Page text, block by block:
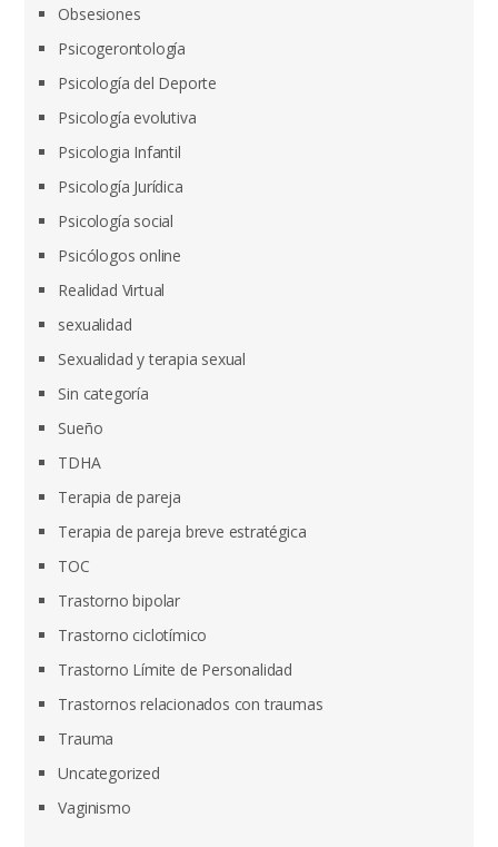
Obsesiones
Psicogerontología
Psicología del Deporte
Psicología evolutiva
Psicologia Infantil
Psicología Jurídica
Psicología social
Psicólogos online
Realidad Virtual
sexualidad
Sexualidad y terapia sexual
Sin categoría
Sueño
TDHA
Terapia de pareja
Terapia de pareja breve estratégica
TOC
Trastorno bipolar
Trastorno ciclotímico
Trastorno Límite de Personalidad
Trastornos relacionados con traumas
Trauma
Uncategorized
Vaginismo